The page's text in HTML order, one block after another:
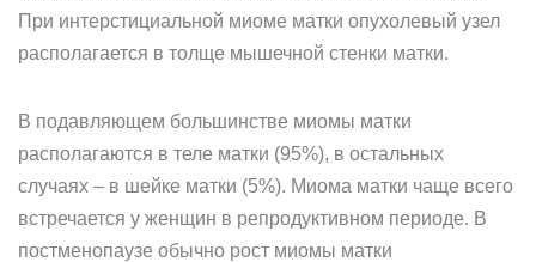
При интерстициальной миоме матки опухолевый узел
располагается в толще мышечной стенки матки.
В подавляющем большинстве миомы матки
располагаются в теле матки (95%), в остальных
случаях – в шейке матки (5%). Миома матки чаще всего
встречается у женщин в репродуктивном периоде. В
постменопаузе обычно рост миомы матки